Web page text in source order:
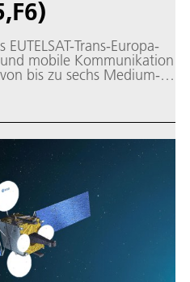
Trans-Europa-
mobile Kommunikation
bis zu sechs Medium-